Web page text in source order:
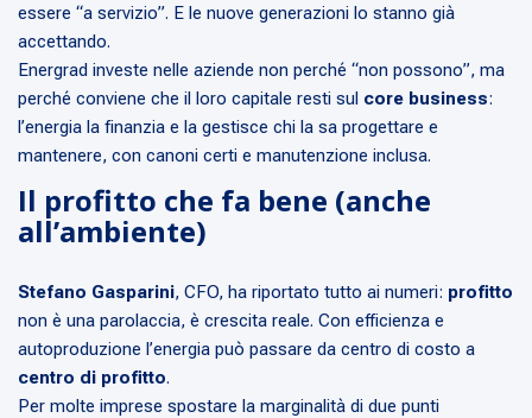
essere “a servizio”. E le nuove generazioni lo stanno già
accettando.
Energrad investe nelle aziende non perché “non possono”, ma
perché conviene che il loro capitale resti sul core business:
l’energia la finanzia e la gestisce chi la sa progettare e
mantenere, con canoni certi e manutenzione inclusa.
Il profitto che fa bene (anche
all’ambiente)
Stefano Gasparini, CFO, ha riportato tutto ai numeri: profitto
non è una parolaccia, è crescita reale. Con efficienza e
autoproduzione l’energia può passare da centro di costo a
centro di profitto.
Per molte imprese spostare la marginalità di due punti